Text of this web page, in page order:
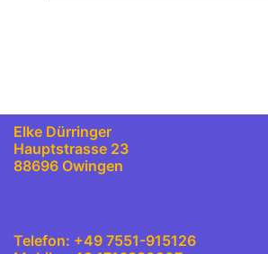
Elke Dürringer
Hauptstrasse 23
88696 Owingen
Telefon: +49 7551-915126